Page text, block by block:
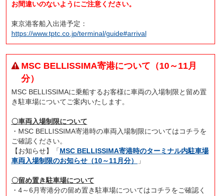
お間違いのないようにご注意ください。
東京港客船入出港予定：
https://www.tptc.co.jp/terminal/guide#arrival
MSC BELLISSIMA寄港について（10～11月
分）
MSC BELLISSIMAに乗船するお客様に車両の入場制限と留め置
き駐車場についてご案内いたします。
〇車両入場制限について
・MSC BELLISSIMA寄港時の車両入場制限についてはコチラを
ご確認ください。
【お知らせ】「 MSC BELLISSIMA寄港時のターミナル内駐車場
車両入場制限のお知らせ（10～11月分）
」
〇留め置き駐車場について
・4～6月寄港分の留め置き駐車場についてはコチラをご確認く